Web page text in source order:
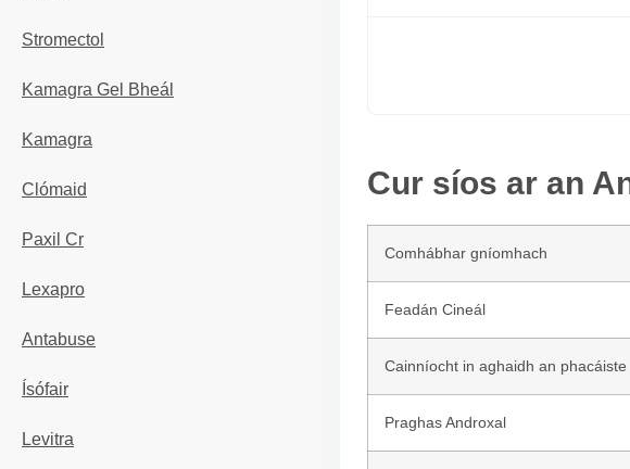
Stromectol
Kamagra Gel Bheál
Kamagra
Clómaid
Paxil Cr
Lexapro
Antabuse
Ísófair
Levitra
Cur síos ar an
Comhábhar gníomhach
Feadán Cineál
Cainníocht in aghaidh an phacáiste
Praghas Androxal